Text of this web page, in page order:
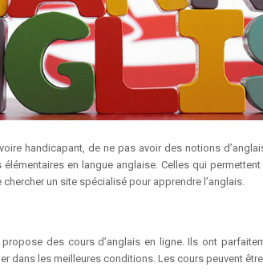
handicapant, de ne pas avoir des notions
en langue anglaise. Celles qui
un site spécialisé pour apprendre l’anglais.
des cours d’anglais en ligne. Ils ont
dans les meilleures conditions. Les cours peuvent